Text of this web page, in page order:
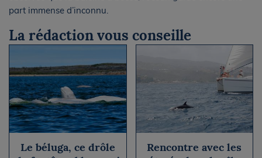
part immense d’inconnu.
La rédaction vous conseille
Le béluga, ce drôle
Rencontre avec les